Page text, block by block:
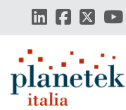
contenuto